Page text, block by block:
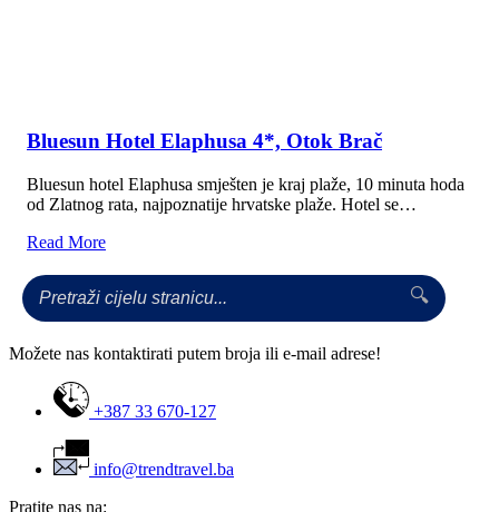
Bluesun Hotel Elaphusa 4*, Otok Brač
Bluesun hotel Elaphusa smješten je kraj plaže, 10 minuta hoda
od Zlatnog rata, najpoznatije hrvatske plaže. Hotel se…
Read More
🔍
Možete nas kontaktirati putem broja ili e-mail adrese!
+387 33 670-127
info@trendtravel.ba
Pratite nas na: